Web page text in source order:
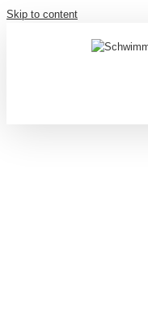
Skip to content